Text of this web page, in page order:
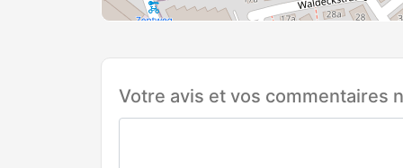
Votre avis et vos commentaires